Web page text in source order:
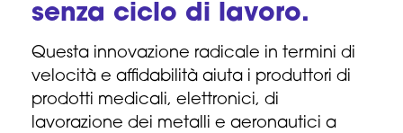
senza ciclo di lavoro.
Questa innovazione radicale in termini di
velocità e affidabilità aiuta i produttori di
prodotti medicali, elettronici, di
lavorazione dei metalli e aeronautici a